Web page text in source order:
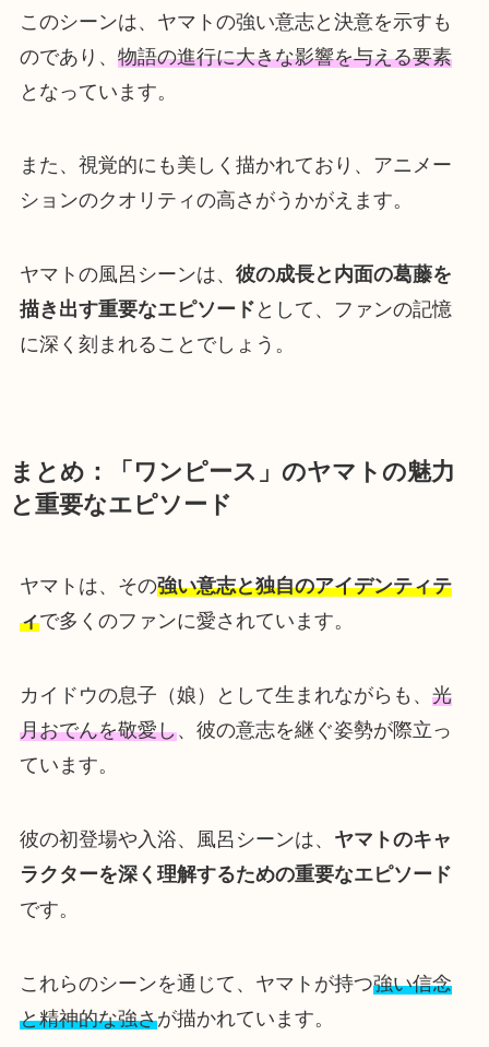
このシーンは、ヤマトの強い意志と決意を示すも
のであり、 物語の進行に大きな影響を与える要素
となっています。
また、視覚的にも美しく描かれており、アニメー
ションのクオリティの高さがうかがえます。
ヤマトの風呂シーンは、 彼の成長と内面の葛藤を
描き出す重要なエピソード として、ファンの記憶
に深く刻まれることでしょう。
まとめ：「ワンピース」のヤマトの魅力
と重要なエピソード
ヤマトは、その強い意志と独自のアイデンティテ
ィで多くのファンに愛されています。
カイドウの息子（娘）として生まれながらも、 光
月おでんを敬愛し、彼の意志を継ぐ姿勢が際立っ
ています。
彼の初登場や入浴、風呂シーンは、 ヤマトのキャ
ラクターを深く理解するための重要なエピソード
です。
これらのシーンを通じて、ヤマトが持つ強い信念
と精神的な強さが描かれています。